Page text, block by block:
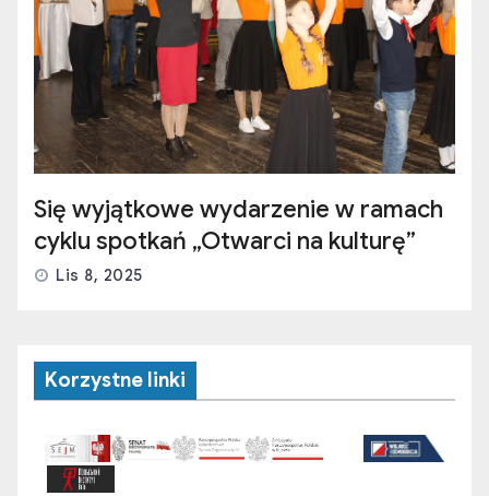
Się wyjątkowe wydarzenie w ramach
cyklu spotkań „Otwarci na kulturę”
Lis 8, 2025
Korzystne linki